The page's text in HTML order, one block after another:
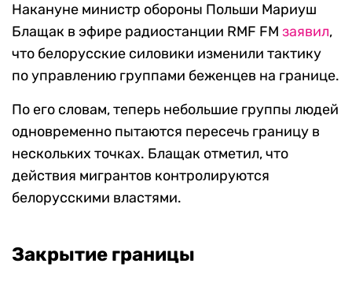
Накануне министр обороны Польши Мариуш
Блащак в эфире радиостанции RMF FM заявил,
что белорусские силовики изменили тактику
по управлению группами беженцев на границе.
По его словам, теперь небольшие группы людей
одновременно пытаются пересечь границу в
нескольких точках. Блащак отметил, что
действия мигрантов контролируются
белорусскими властями.
Закрытие границы